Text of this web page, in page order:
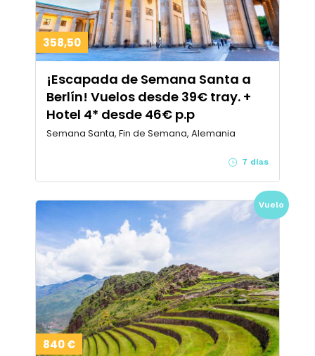
358,50
¡Escapada de Semana Santa a
Berlín! Vuelos desde 39€ tray. +
Hotel 4* desde 46€ p.p
Semana Santa, Fin de Semana, Alemania
7 días
Vuelo
840 €